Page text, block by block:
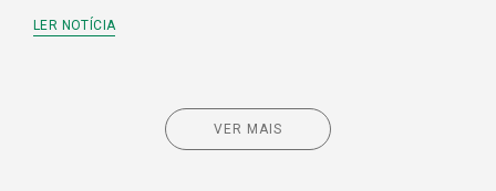
LER NOTÍCIA
VER MAIS